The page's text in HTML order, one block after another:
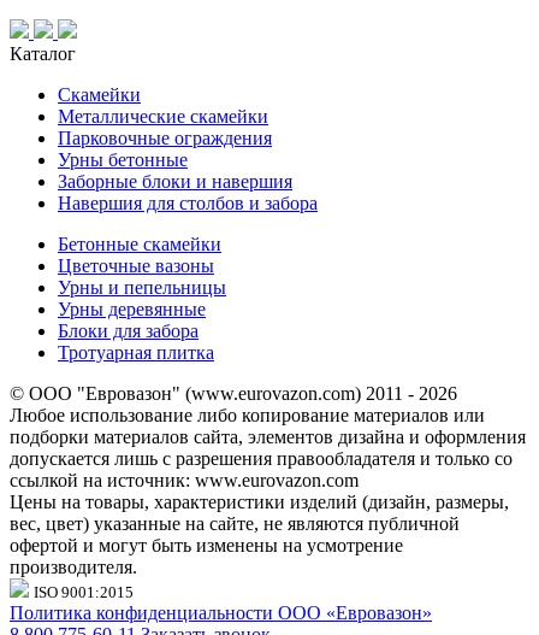
Каталог
Скамейки
Металлические скамейки
Парковочные ограждения
Урны бетонные
Заборные блоки и навершия
Навершия для столбов и забора
Бетонные скамейки
Цветочные вазоны
Урны и пепельницы
Урны деревянные
Блоки для забора
Тротуарная плитка
© ООО "Евровазон" (www.eurovazon.com) 2011 - 2026
Любое использование либо копирование материалов или
подборки материалов сайта, элементов дизайна и оформления
допускается лишь с разрешения правообладателя и только со
ссылкой на источник: www.eurovazon.com
Цены на товары, характеристики изделий (дизайн, размеры,
вес, цвет) указанные на сайте, не являются публичной
офертой и могут быть изменены на усмотрение
производителя.
ISO 9001:2015
Политика конфиденциальности ООО «Евровазон»